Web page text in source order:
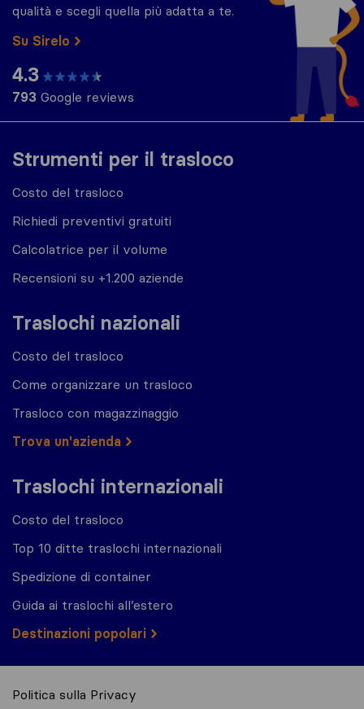
Strumenti per il trasloco
Costo del trasloco
Richiedi preventivi gratuiti
Calcolatrice per il volume
Recensioni su +1.200 aziende
Traslochi nazionali
Costo del trasloco
Come organizzare un trasloco
Trasloco con magazzinaggio
Trova un'azienda
Traslochi internazionali
Costo del trasloco
Top 10 ditte traslochi internazionali
Spedizione di container
Guida ai traslochi all’estero
Destinazioni popolari
qualità e scegli quella più adatta a te.
Su Sirelo
4.3
793 Google reviews
Politica sulla Privacy